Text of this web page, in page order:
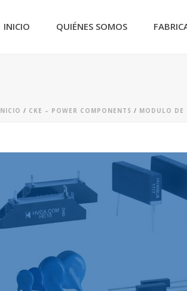
INICIO QUIÉNES SOMOS
/ CKE – POWER COMPONENTS / MODULO DE